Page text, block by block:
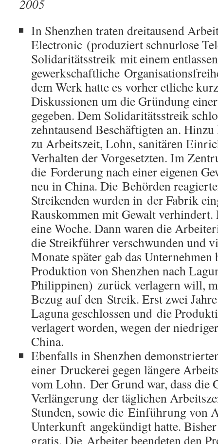
2005
In Shenzhen traten dreitausend
Electronic (produziert schnurlose
Solidaritätsstreik mit einem
gewerkschaftliche
dem Werk hatte es vorher etliche
Diskussionen um die Gründung
gegeben. Dem Solidaritätsstreik
zehntausend Beschäftigten an.
zu Arbeitszeit, Lohn, sanitären
Verhalten der Vorgesetzten. Im
die Forderung nach einer eigenen
neu in China. Die Behörden
Streikenden wurden in der Fabrik
Rauskommen mit Gewalt
eine Woche. Dann waren die
die Streikführer verschwunden und
Monate später gab das Unternehmen
Produktion von Shenzhen nach
Philippinen) zurück verlagern will,
Bezug auf den Streik. Erst zwei
Laguna geschlossen und die
verlagert worden, wegen der
China.
Ebenfalls in Shenzhen
einer Druckerei gegen längere
vom Lohn. Der Grund war, dass die
Verlängerung der täglichen
Stunden, sowie die Einführung von
Unterkunft angekündigt hatte.
gratis. Die Arbeiter beendeten den